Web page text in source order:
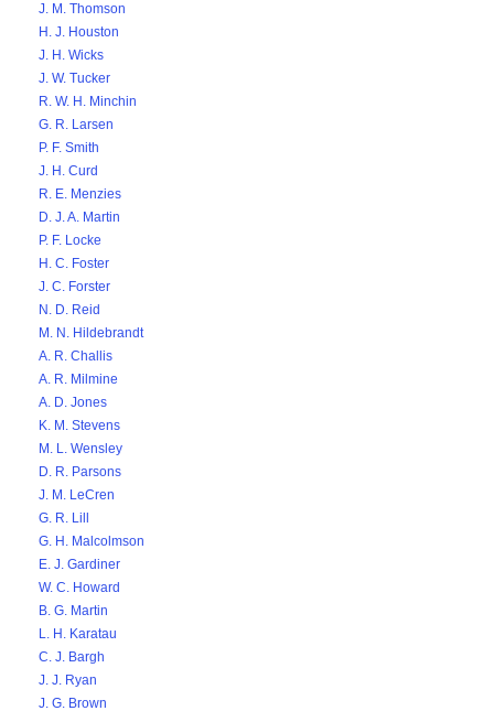
J. M. Thomson
H. J. Houston
J. H. Wicks
J. W. Tucker
R. W. H. Minchin
G. R. Larsen
P. F. Smith
J. H. Curd
R. E. Menzies
D. J. A. Martin
P. F. Locke
H. C. Foster
J. C. Forster
N. D. Reid
M. N. Hildebrandt
A. R. Challis
A. R. Milmine
A. D. Jones
K. M. Stevens
M. L. Wensley
D. R. Parsons
J. M. LeCren
G. R. Lill
G. H. Malcolmson
E. J. Gardiner
W. C. Howard
B. G. Martin
L. H. Karatau
C. J. Bargh
J. J. Ryan
J. G. Brown